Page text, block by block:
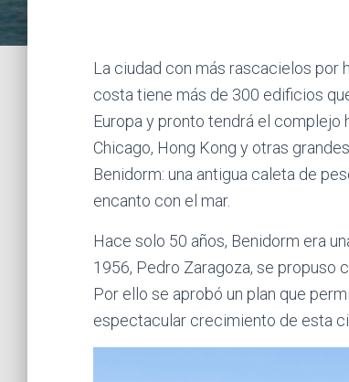
La ciudad con más rascacielos por
costa tiene más de 300 edificios
Europa y pronto tendrá el complejo
Chicago, Hong Kong y otras
Benidorm: una antigua caleta de
encanto con el mar.
Hace solo 50 años, Benidorm era
1956, Pedro Zaragoza, se propuso
Por ello se aprobó un plan que
espectacular crecimiento de esta